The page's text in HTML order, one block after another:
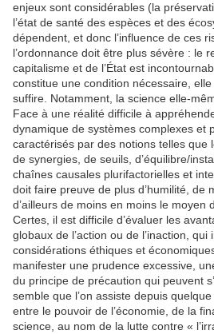
enjeux sont considérables (la
l’état de santé des espèces et des
dépendent, et donc l’influence de ces
l’ordonnance doit être plus sévère : le
capitalisme et de l’État est
constitue une condition nécessaire,
suffire. Notamment, la science elle-
Face à une réalité difficile à
dynamique de systèmes complexes et
caractérisés par des notions telles que
de synergies, de seuils, d’équilibre/
chaînes causales plurifactorielles et
doit faire preuve de plus d’humilité, de
d’ailleurs de moins en moins le moyen
Certes, il est difficile d’évaluer les
globaux de l’action ou de l’inaction, qui
considérations éthiques et
manifester une prudence excessive,
du principe de précaution qui peuvent
semble que l’on assiste depuis
entre le pouvoir de l’économie, de la
science, au nom de la lutte contre «